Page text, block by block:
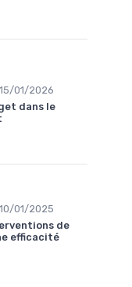
15/01/2026
dans le
10/01/2025
de
efficacité